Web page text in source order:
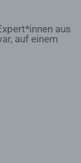
aus
auf einem